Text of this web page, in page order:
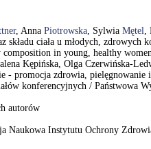
, Anna Piotrowska, Sylwia Mętel,
składu ciała u młodych,
composition in young, healthy
Kępińska, Olga Czerwińska-
- promocja zdrowia,
konferencyjnych / Państwowa
autorów
Naukowa Instytutu Ochrony